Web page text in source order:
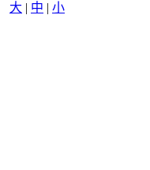
大 | 中 | 小